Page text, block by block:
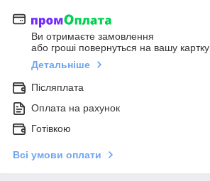
Ви отримаєте замовлення
або гроші повернуться на вашу картку
Детальніше
Післяплата
Оплата на рахунок
Готівкою
Всі умови оплати